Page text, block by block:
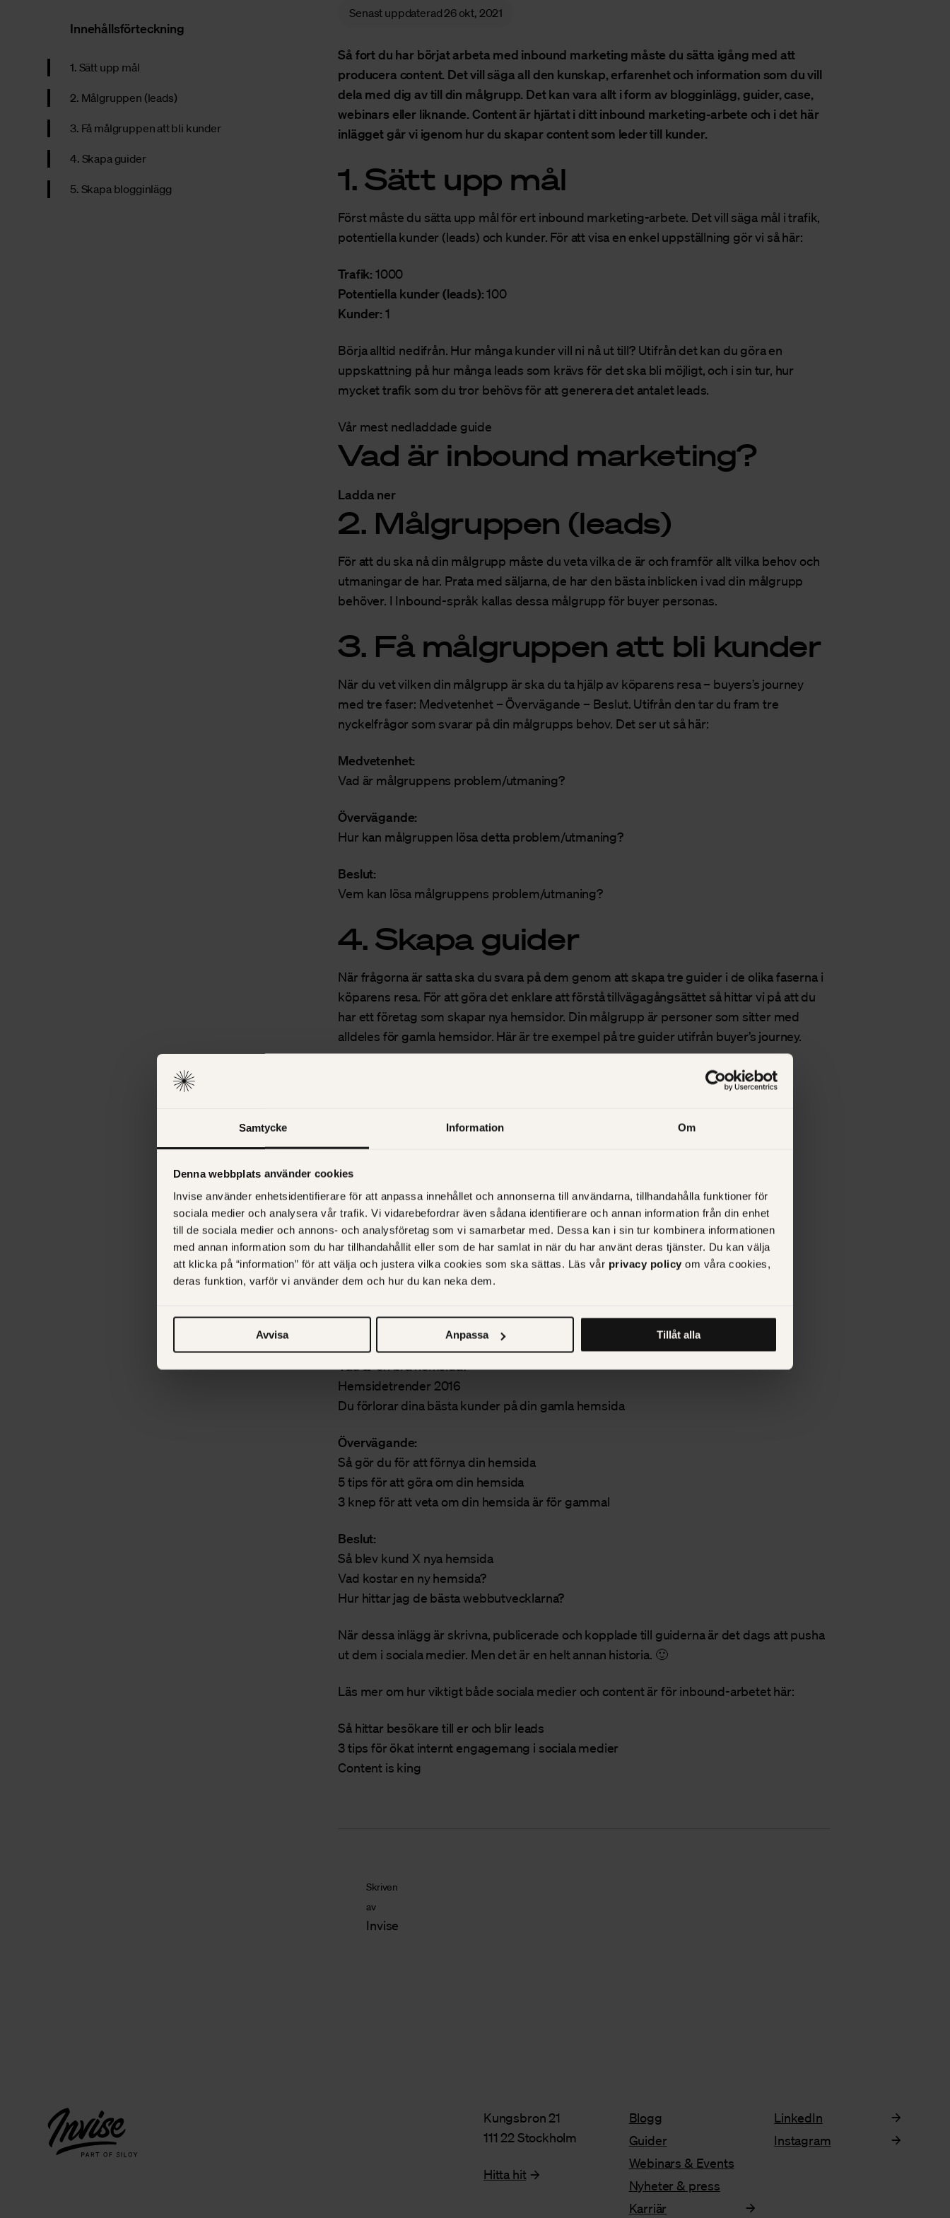
Samtycke Information Om
Denna webbplats använder cookies
Invise använder enhetsidentifierare för att anpassa innehållet och annonserna till användarna, tillhandahålla funktioner för
sociala medier och analysera vår trafik. Vi vidarebefordrar även sådana identifierare och annan information från din enhet
till de sociala medier och annons- och analysföretag som vi samarbetar med. Dessa kan i sin tur kombinera informationen
med annan information som du har tillhandahållit eller som de har samlat in när du har använt deras tjänster. Du kan välja
att klicka på “information” för att välja och justera vilka cookies som ska sättas. Läs vår privacy policy om våra cookies,
deras funktion, varför vi använder dem och hur du kan neka dem.
Avvisa Anpassa Tillåt alla
Innehållsförteckning
1. Sätt upp mål
2. Målgruppen (leads)
3. Få målgruppen att bli kunder
4. Skapa guider
5. Skapa blogginlägg
Senast uppdaterad 26 okt, 2021
Så fort du har börjat arbeta med inbound marketing måste du sätta igång med att
producera content. Det vill säga all den kunskap, erfarenhet och information som du vill
dela med dig av till din målgrupp. Det kan vara allt i form av blogginlägg, guider, case,
webinars eller liknande. Content är hjärtat i ditt inbound marketing-arbete och i det här
inlägget går vi igenom hur du skapar content som leder till kunder.
1. Sätt upp mål
Först måste du sätta upp mål för ert inbound marketing-arbete. Det vill säga mål i trafik,
potentiella kunder (leads) och kunder. För att visa en enkel uppställning gör vi så här:
Trafik: 1000
Potentiella kunder (leads):100
Kunder: 1
Börja alltid nedifrån. Hur många kunder vill ni nå ut till? Utifrån det kan du göra en
uppskattning på hur många leads som krävs för det ska bli möjligt, och i sin tur, hur
mycket trafik som du tror behövs för att generera det antalet leads.
Vår mest nedladdade guide
Vad är inbound marketing?
Ladda ner
2. Målgruppen (leads)
För att du ska nå din målgrupp måste du veta vilka de är och framför allt vilka behov och
utmaningar de har. Prata med säljarna, de har den bästa inblicken i vad din målgrupp
behöver. I Inbound-språk kallas dessa målgrupp för buyer personas.
3. Få målgruppen att bli kunder
När du vet vilken din målgrupp är ska du ta hjälp av köparens resa – buyers’s journey
med tre faser: Medvetenhet – Övervägande – Beslut. Utifrån den tar du fram tre
nyckelfrågor som svarar på din målgrupps behov. Det ser ut så här:
Medvetenhet:
Vad är målgruppens problem/utmaning?
Övervägande:
Hur kan målgruppen lösa detta problem/utmaning?
Beslut:
Vem kan lösa målgruppens problem/utmaning?
4. Skapa guider
När frågorna är satta ska du svara på dem genom att skapa tre guider i de olika faserna i
köparens resa. För att göra det enklare att förstå tillvägagångsättet så hittar vi på att du
har ett företag som skapar nya hemsidor. Din målgrupp är personer som sitter med
alldeles för gamla hemsidor. Här är tre exempel på tre guider utifrån buyer’s journey.
Guide 2 (övervägande):
Så tar du reda på om din hemsida är för gammal
Så blev resultatet när kund X byggde om sin hemsida
5. Skapa blogginlägg
När dessa tre guider ovan är skrivna ska du skapa blogginlägg som ska kopplas till
Vad är en bra hemsida?
Hemsidetrender 2016
Du förlorar dina bästa kunder på din gamla hemsida
Övervägande:
Så gör du för att förnya din hemsida
5 tips för att göra om din hemsida
3 knep för att veta om din hemsida är för gammal
Beslut:
Så blev kund X nya hemsida
Vad kostar en ny hemsida?
Hur hittar jag de bästa webbutvecklarna?
När dessa inlägg är skrivna, publicerade och kopplade till guiderna är det dags att pusha
ut dem i sociala medier. Men det är en helt annan historia. 🙂
Läs mer om hur viktigt både sociala medier och content är för inbound-arbetet här:
Så hittar besökare till er och blir leads
3 tips för ökat internt engagemang i sociala medier
Content is king
Skriven
av
Invise
Kungsbron 21
111 22 Stockholm
Hitta hit
Blogg
Guider
Webinars & Events
Nyheter & press
Karriär
LinkedIn
Instagram